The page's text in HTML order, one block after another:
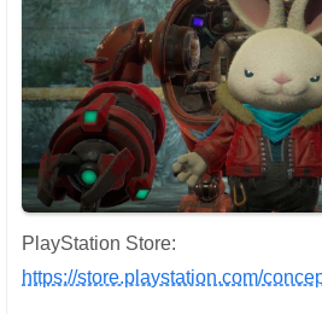
PlayStation Store:
https://store.playstation.com/